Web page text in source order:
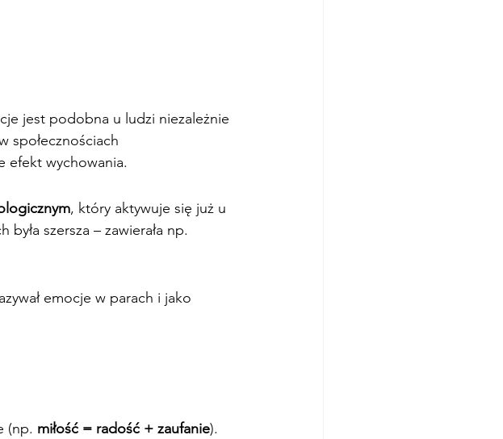
jest podobna u ludzi niezależnie
społecznościach
efekt wychowania.
, który aktywuje się już u
szersza – zawierała np.
emocje w parach i jako
(np. miłość = radość + zaufanie).